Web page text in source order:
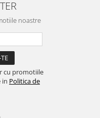
noastre
cu promotiile
in Politica de